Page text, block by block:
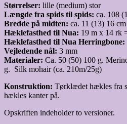
Størrelser: lille (medium) stor
Længde fra spids til spids: ca. 108
Bredde på midten: ca. 11 (13) 16 cm
Hæklefasthed til Nua: 19 m x 14 rk
Hæklefasthed til Nua Herringbone:
Vejledende nål: 3 mm
Materialer: Ca. 50 (50) 100 g.
g. Silk mohair (ca. 210m/25g)
Konstruktion: Tørklædet hækles fra
hækles kanter på.
Opskriften indeholder to versioner.